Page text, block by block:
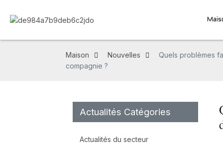
Maison Nouvelles
Quels problèmes
compagnie ?
Actualités Catégories
Actualités du secteur